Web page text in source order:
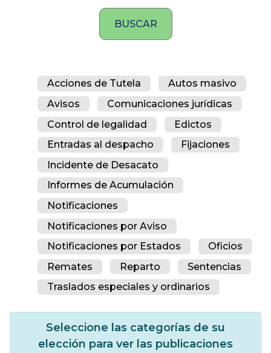
Acciones de Tutela
Autos masivo
Avisos
Comunicaciones jurídicas
Control de legalidad
Edictos
Entradas al despacho
Fijaciones
Incidente de Desacato
Informes de Acumulación
Notificaciones
Notificaciones por Aviso
Notificaciones por Estados
Oficios
Remates
Reparto
Sentencias
Traslados especiales y ordinarios
Seleccione las categorías de su
elección para ver las publicaciones